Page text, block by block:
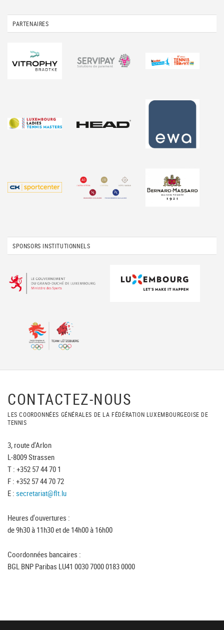
PARTENAIRES
SPONSORS INSTITUTIONNELS
CONTACTEZ-NOUS
LES COORDONNÉES GÉNÉRALES DE LA FÉDÉRATION LUXEMBOURGEOISE DE
TENNIS
3, route d'Arlon
L-8009 Strassen
T : +352 57 44 70 1
F : +352 57 44 70 72
E : secretariat@flt.lu
Heures d'ouvertures :
de 9h30 à 11h30 et de 14h00 à 16h00
Coordonnées bancaires :
BGL BNP Paribas LU41 0030 7000 0183 0000